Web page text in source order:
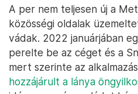
A per nem teljesen új a
közösségi oldalak
vádak. 2022 januárjában
perelte be az céget és a
mert szerinte az
hozzájárult a lánya